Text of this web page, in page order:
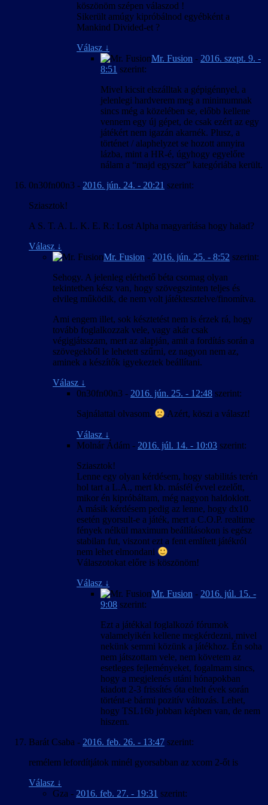
köszönöm szépen válaszod !
Sikerült amúgy kipróbálnod egyébként a
Mankind Divided-et ?
Válasz ↓
Mr. Fusion - 2016. szept. 9. -
8:51 szerint:
Mivel kicsit elszálltak a gépigénnyel, a
jelenlegi hardverem meg a minimumnak
sincs még a közelében se, előbb kellene
vennem egy új gépet, de csak ezért az egy
játékért nem igazán akarnék. Plusz, a
történet / alaphelyzet se hozott annyira
lázba, mint a HR-é, úgyhogy egyelőre
nálam a “majd egyszer” kategóriába került.
0n30fn00n3 - 2016. jún. 24. - 20:21 szerint:
Sziasztok!
A S. T. A. L. K. E. R.: Lost Alpha magyarítása hogy halad?
Válasz ↓
Mr. Fusion - 2016. jún. 25. - 8:52 szerint:
Sehogy. A jelenleg elérhető béta csomag olyan
tekintetben kész van, hogy szövegszinten teljes és
elvileg működik, de nem volt játéktesztelve/finomítva.
Ami engem illet, sok késztetést nem is érzek rá, hogy
tovább foglalkozzak vele, vagy akár csak
végigjátsszam, mert az alapján, amit a fordítás során a
szövegekből le lehetett szűrni, ez nagyon nem az,
aminek a készítők igyekeztek beállítani.
Válasz ↓
0n30fn00n3 - 2016. jún. 25. - 12:48 szerint:
Sajnálattal olvasom.
Azért, köszi a választ!
Válasz ↓
Molnár Ádám - 2016. júl. 14. - 10:03 szerint:
Sziasztok!
Lenne egy olyan kérdésem, hogy stabilitás terén
hol tart a L.A., mert kb. másfél évvel ezelőtt,
mikor én kipróbáltam, még nagyon haldoklott.
A másik kérdésem pedig az lenne, hogy dx10
esetén gyorsult-e a játék, mert a C.O.P. realtime
fények nélkül maximum beállításokon is egész
stabilan fut, viszont ezt a fent említett játékról
nem lehet elmondani
Válaszotokat előre is köszönöm!
Válasz ↓
Mr. Fusion - 2016. júl. 15. -
9:08 szerint:
Ezt a játékkal foglalkozó fórumok
valamelyikén kellene megkérdezni, mivel
nekünk semmi közünk a játékhoz. Én soha
nem játszottam vele, nem követem az
esetleges fejleményeket, fogalmam sincs,
hogy a megjelenés utáni hónapokban
kiadott 2-3 frissítés óta eltelt évek során
történt-e bármi pozitív változás. Lehet,
hogy TSL16b jobban képben van, de nem
hiszem.
Barát Csaba - 2016. feb. 26. - 13:47 szerint:
remélem lefordítjátok minél gyorsabban az xcom 2-őt is
Válasz ↓
Gza - 2016. feb. 27. - 19:31 szerint: